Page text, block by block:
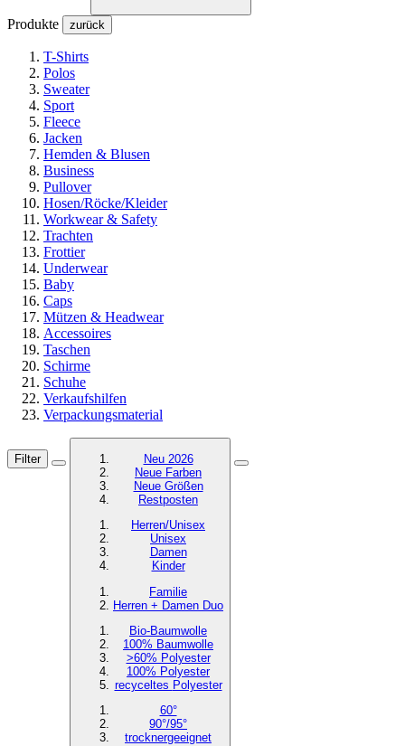
Produkte zurück
T-Shirts
Polos
Sweater
Sport
Fleece
Jacken
Hemden & Blusen
Business
Pullover
Hosen/Röcke/Kleider
Workwear & Safety
Trachten
Frottier
Underwear
Baby
Caps
Mützen & Headwear
Accessoires
Taschen
Schirme
Schuhe
Verkaufshilfen
Verpackungsmaterial
Filter
Neu 2026
Neue Farben
Neue Größen
Restposten
Herren/Unisex
Unisex
Damen
Kinder
Familie
Herren + Damen Duo
Bio-Baumwolle
100% Baumwolle
>60% Polyester
100% Polyester
recyceltes Polyester
60°
90°/95°
trocknergeeignet